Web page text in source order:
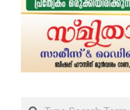
Search